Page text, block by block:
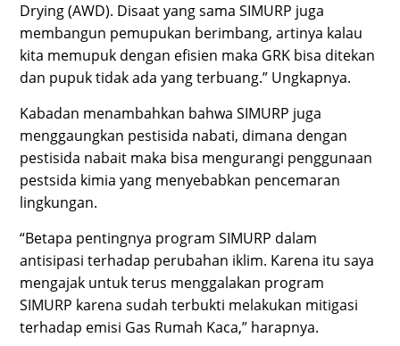
Drying (AWD). Disaat yang sama SIMURP juga
membangun pemupukan berimbang, artinya kalau
kita memupuk dengan efisien maka GRK bisa ditekan
dan pupuk tidak ada yang terbuang.” Ungkapnya.
Kabadan menambahkan bahwa SIMURP juga
menggaungkan pestisida nabati, dimana dengan
pestisida nabait maka bisa mengurangi penggunaan
pestsida kimia yang menyebabkan pencemaran
lingkungan.
“Betapa pentingnya program SIMURP dalam
antisipasi terhadap perubahan iklim. Karena itu saya
mengajak untuk terus menggalakan program
SIMURP karena sudah terbukti melakukan mitigasi
terhadap emisi Gas Rumah Kaca,” harapnya.